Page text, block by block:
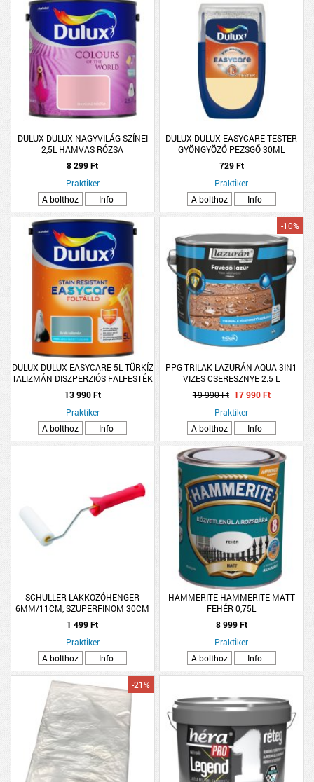
DULUX DULUX NAGYVILÁG SZÍNEI
2,5L HAMVAS RÓZSA
8 299 Ft
Praktiker
A bolthoz
Info
DULUX DULUX EASYCARE TESTER
GYÖNGYÖZŐ PEZSGŐ 30ML
729 Ft
Praktiker
A bolthoz
Info
DULUX DULUX EASYCARE 5L TÜRKÍZ
TALIZMÁN DISZPERZIÓS FALFESTÉK
13 990 Ft
Praktiker
A bolthoz
Info
PPG TRILAK LAZURÁN AQUA 3IN1
VIZES CSERESZNYE 2.5 L
-10%
19 990 Ft 17 990 Ft
Praktiker
A bolthoz
Info
SCHULLER LAKKOZÓHENGER
6MM/11CM, SZUPERFINOM 30CM
NYÉLLEL
1 499 Ft
Praktiker
A bolthoz
Info
HAMMERITE HAMMERITE MATT
FEHÉR 0,75L
8 999 Ft
Praktiker
A bolthoz
Info
-21%